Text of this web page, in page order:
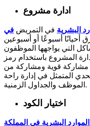
ادارة مشروع
البشرية في التمريض في
أحيانًا أسبوعًا أو أسبوعين
التي يواجهها الموظفون
المشروع باستخدام رمز
مشاركة قوية ومشاركة من
المتمثل في إدارة راحة
الموظف والجداول الزمنية.
اختيار الكود
الموارد البشرية في المملكة